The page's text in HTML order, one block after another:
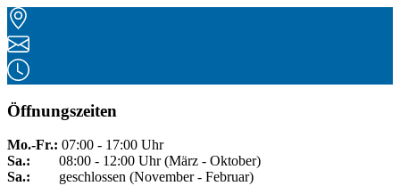
Öffnungszeiten
Mo.-Fr.: 07:00 - 17:00 Uhr
Sa.: 08:00 - 12:00 Uhr (März - Oktober)
Sa.: geschlossen (November - Februar)